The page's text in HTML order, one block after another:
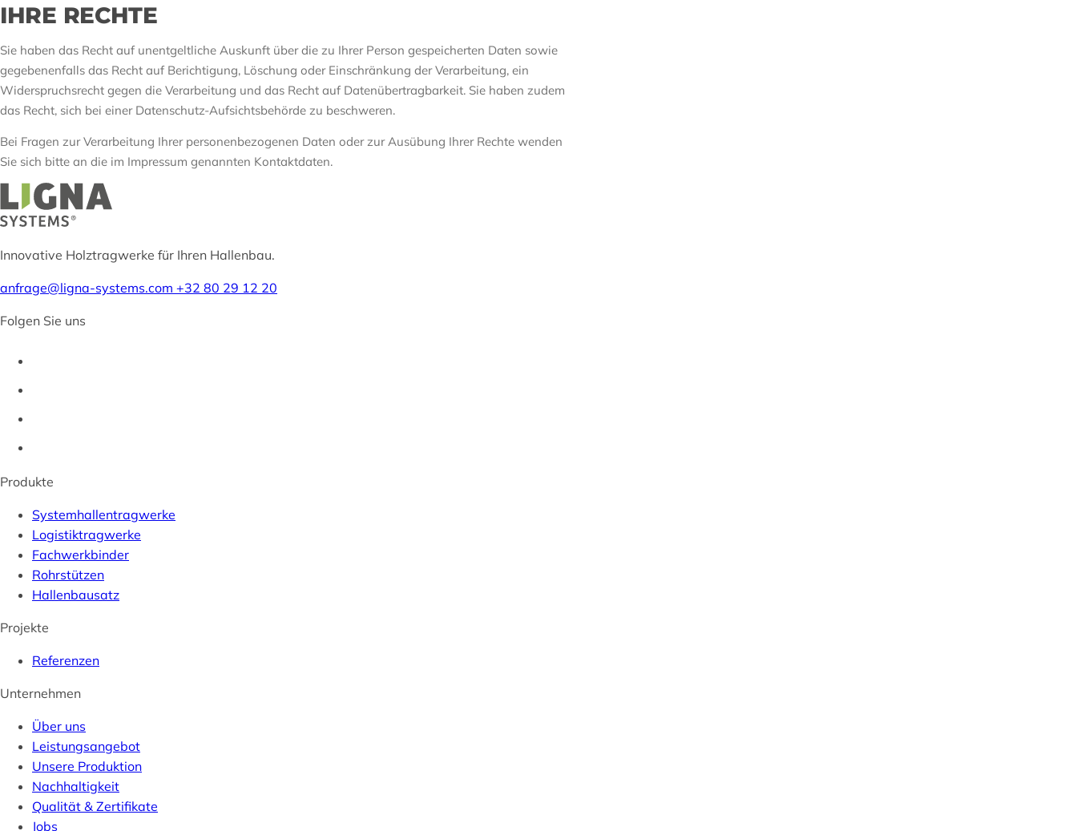
IHRE RECHTE
Sie haben das Recht auf unentgeltliche Auskunft über die zu Ihrer Person gespeicherten Daten sowie
gegebenenfalls das Recht auf Berichtigung, Löschung oder Einschränkung der Verarbeitung, ein
Widerspruchsrecht gegen die Verarbeitung und das Recht auf Datenübertragbarkeit. Sie haben zudem
das Recht, sich bei einer Datenschutz-Aufsichtsbehörde zu beschweren.
Bei Fragen zur Verarbeitung Ihrer personenbezogenen Daten oder zur Ausübung Ihrer Rechte wenden
Sie sich bitte an die im Impressum genannten Kontaktdaten.
Innovative Holztragwerke für Ihren Hallenbau.
anfrage@ligna-systems.com +32 80 29 12 20
Folgen Sie uns
Produkte
Systemhallentragwerke
Logistiktragwerke
Fachwerkbinder
Rohrstützen
Hallenbausatz
Projekte
Referenzen
Unternehmen
Über uns
Leistungsangebot
Unsere Produktion
Nachhaltigkeit
Qualität & Zertifikate
Jobs